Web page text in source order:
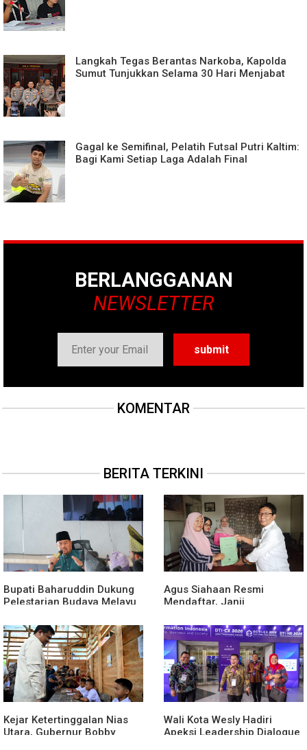
Langkah Tegas Berantas Narkoba, Kapolda
Sumut Tunjukkan Selama 30 Hari Menjabat
Gagal ke Semifinal, Pelatih Futsal Putri Kaltim:
Bagi Kami Setiap Laga Adalah Final
BERLANGGANAN
NEWSLETTER
KOMENTAR
BERITA TERKINI
Bupati Baharuddin Dukung
Pelestarian Budaya Melayu
Jilid 7
Agus Siahaan Resmi
Mendaftar, Janji
Lomba Karya Tulis Se-Sumut
Kejar Ketertinggalan Nias
Utara, Gubernur Bobby
Wali Kota Wesly Hadiri
Apeksi Leadership Dialogue